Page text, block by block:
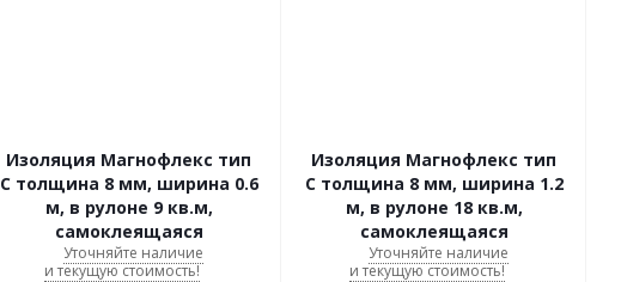
Изоляция Магнофлекс тип
C толщина 8 мм, ширина 0.6
м, в рулоне 9 кв.м,
самоклеящаяся
Уточняйте наличие
и текущую стоимость!
Изоляция Магнофлекс тип
C толщина 8 мм, ширина 1.2
м, в рулоне 18 кв.м,
самоклеящаяся
Уточняйте наличие
и текущую стоимость!